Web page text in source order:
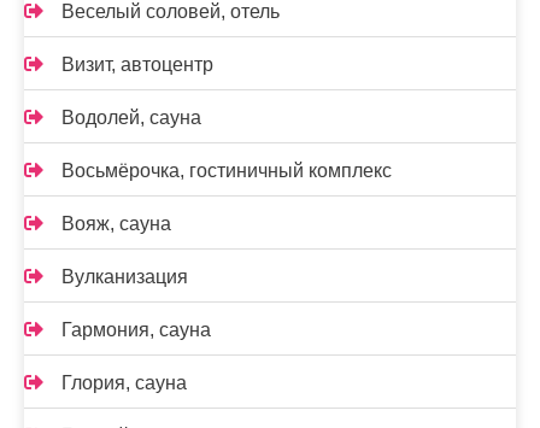
Веселый соловей, отель
Визит, автоцентр
Водолей, сауна
Восьмёрочка, гостиничный комплекс
Вояж, сауна
Вулканизация
Гармония, сауна
Глория, сауна